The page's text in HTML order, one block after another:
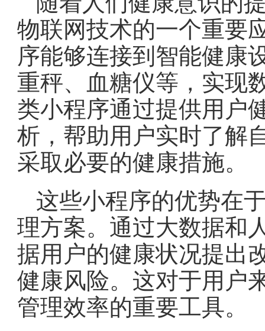
物联网技术的一个重要
序能够连接到智能健康
重秤、血糖仪等，实现
类小程序通过提供用户
析，帮助用户实时了解
采取必要的健康措施。
这些小程序的优势在
理方案。通过大数据和
据用户的健康状况提出
健康风险。这对于用户
管理效率的重要工具。